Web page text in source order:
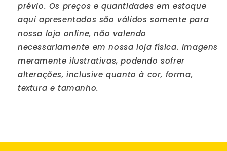
prévio. Os preços e quantidades em estoque
aqui apresentados são válidos somente para
nossa loja online, não valendo
necessariamente em nossa loja física. Imagens
meramente ilustrativas, podendo sofrer
alterações, inclusive quanto à cor, forma,
textura e tamanho.